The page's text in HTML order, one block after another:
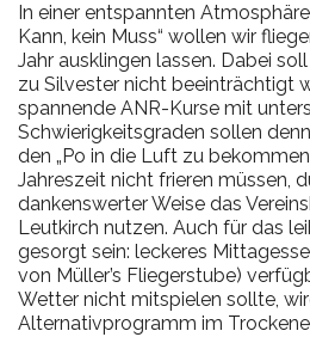
In einer entspannten
Kann, kein Muss“ wollen wir
Jahr ausklingen lassen. Dabei
zu Silvester nicht beeinträchtigt
spannende ANR-Kurse mit
Schwierigkeitsgraden sollen
den „Po in die Luft zu
Jahreszeit nicht frieren müssen,
dankenswerter Weise das
Leutkirch nutzen. Auch für das
gesorgt sein: leckeres
von Müller’s Fliegerstube)
Wetter nicht mitspielen sollte,
Alternativprogramm im